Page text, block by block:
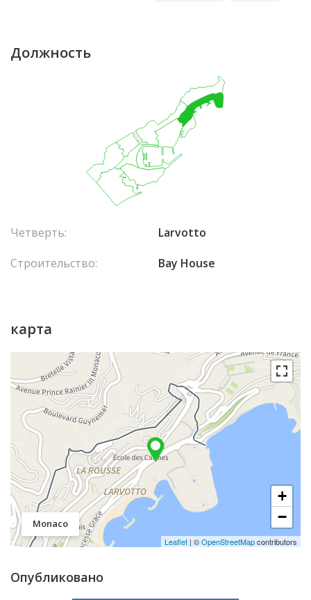
Должность
Четверть:
Larvotto
Строительство:
Bay House
карта
Monaco
+
−
Leaflet | ©OpenStreetMapcontributors
Опубликовано